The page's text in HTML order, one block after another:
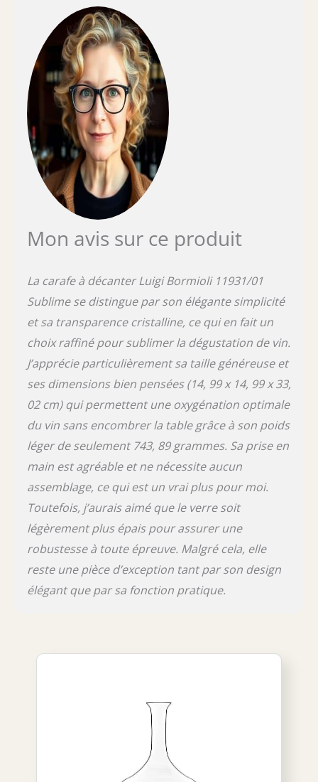
Mon avis sur ce produit
La carafe à décanter Luigi Bormioli 11931/01
Sublime se distingue par son élégante simplicité
et sa transparence cristalline, ce qui en fait un
choix raffiné pour sublimer la dégustation de vin.
J’apprécie particulièrement sa taille généreuse et
ses dimensions bien pensées (14, 99 x 14, 99 x 33,
02 cm) qui permettent une oxygénation optimale
du vin sans encombrer la table grâce à son poids
léger de seulement 743, 89 grammes. Sa prise en
main est agréable et ne nécessite aucun
assemblage, ce qui est un vrai plus pour moi.
Toutefois, j’aurais aimé que le verre soit
légèrement plus épais pour assurer une
robustesse à toute épreuve. Malgré cela, elle
reste une pièce d’exception tant par son design
élégant que par sa fonction pratique.